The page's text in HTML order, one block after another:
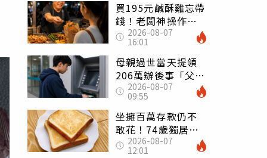
買195元鹹酥雞忘帶
錢！老闆神操作
「倒找5元」 全網
看哭：這就是台灣
2026-08-07
16:01
母親過世當天提領
206萬辦後事「父子
遭判刑」 律師：
搶錢先下手是罪
2026-08-07
09:55
坐擁百萬存款仍不
敢花！74歲獨居翁
「1餐只吃1片吐
2026-08-07
12:01